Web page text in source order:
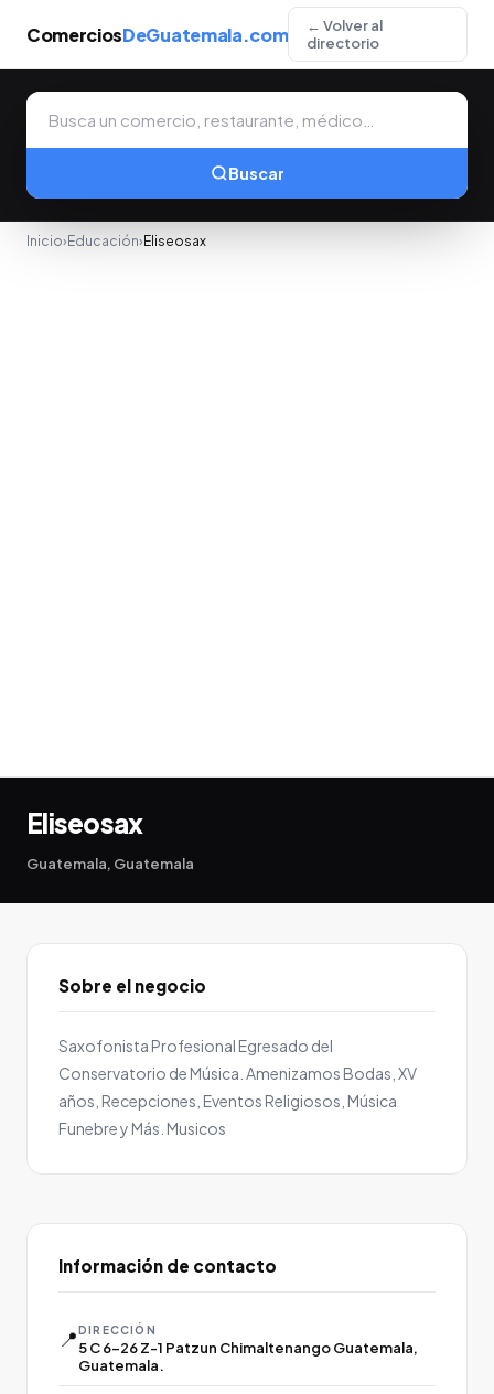
ComerciosDeGuatemala.com
← Volver al
directorio
Buscar
Inicio› Educación› Eliseosax
Eliseosax
Guatemala, Guatemala
Sobre el negocio
Saxofonista Profesional Egresado del
Conservatorio de Música. Amenizamos Bodas, XV
años, Recepciones, Eventos Religiosos, Música
Funebre y Más. Musicos
Información de contacto
📍DIRECCIÓN
5 C 6-26 Z-1 Patzun Chimaltenango Guatemala,
Guatemala.